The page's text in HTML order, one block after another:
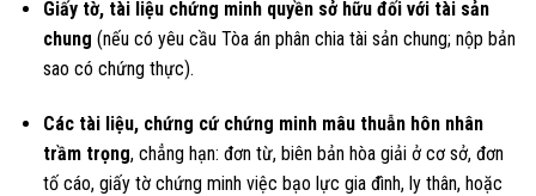
Giấy tờ, tài liệu chứng minh quyền sở hữu đối với tài sản
chung (nếu có yêu cầu Tòa án phân chia tài sản chung; nộp bản
sao có chứng thực).
Các tài liệu, chứng cứ chứng minh mâu thuẫn hôn nhân
trầm trọng, chẳng hạn: đơn từ, biên bản hòa giải ở cơ sở, đơn
tố cáo, giấy tờ chứng minh việc bạo lực gia đình, ly thân, hoặc